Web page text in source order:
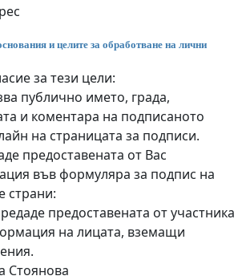
и целите за обработване на лични
за тези цели:
публично името, града,
и коментара на подписаното
на страницата за подписи.
предоставената от Вас
във формуляра за подпис на
страни:
предоставената от участника
на лицата, вземащи
Стоянова